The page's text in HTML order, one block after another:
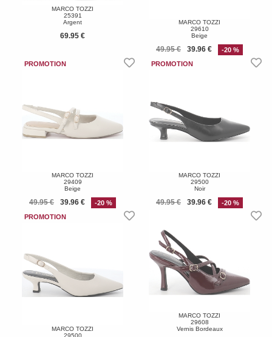
MARCO TOZZI
25391
Argent
69.95 €
MARCO TOZZI
29610
Beige
49.95 € 39.96 € -20 %
MARCO TOZZI
29409
Beige
49.95 € 39.96 € -20 %
MARCO TOZZI
29500
Noir
49.95 € 39.96 € -20 %
MARCO TOZZI
29500
MARCO TOZZI
29608
Vernis Bordeaux